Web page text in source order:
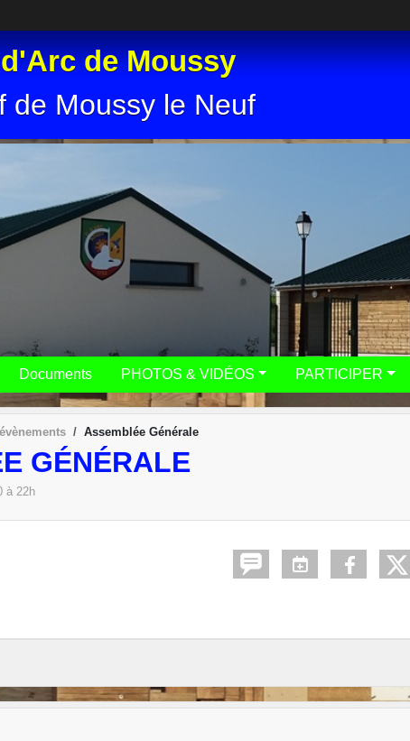
de Moussy
de Moussy le Neuf
Documents PHOTOS & VIDÉOS PARTICIPER
Assemblée Générale
GÉNÉRALE
à 22h